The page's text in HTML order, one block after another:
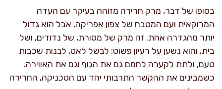
בסופו של דבר, מרק חרירה מזוהה בעיקר עם העדה
המרוקאית ועם המטבח של צפון אפריקה, אבל הוא גדול
יותר מהגדרה אחת. זה מרק של מסורת, של נדודים, ושל
בית, והוא נשען על רעיון פשוט: לבשל לאט, לבנות שכבות
טעם, ולתת לקערה לחמם גם את הגוף וגם את האווירה.
כשמבינים את ההקשר התרבותי יחד עם הטכניקה, החרירה